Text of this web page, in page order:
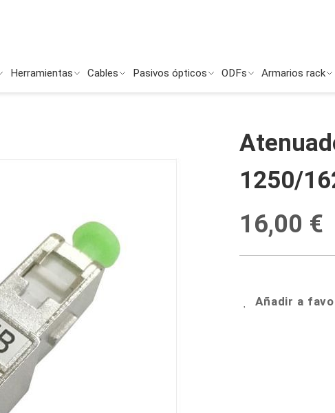
Herramientas Cables Pasivos ópticos ODFs Armarios rack
1250/
16,00 €
Añadir a